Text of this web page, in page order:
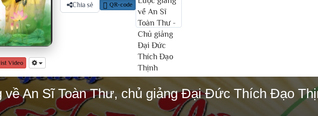
Chia sẻ QR-code
Video
về An Sĩ Toàn Thư, chủ giảng Đại Đức Thích Đạo